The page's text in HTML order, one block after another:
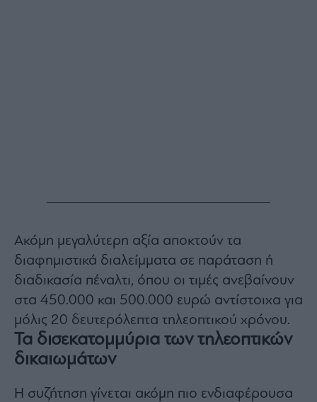
Ακόμη μεγαλύτερη αξία αποκτούν τα
διαφημιστικά διαλείμματα σε παράταση ή
διαδικασία πέναλτι, όπου οι τιμές ανεβαίνουν
στα 450.000 και 500.000 ευρώ αντίστοιχα για
μόλις 20 δευτερόλεπτα τηλεοπτικού χρόνου.
Τα δισεκατομμύρια των τηλεοπτικών
δικαιωμάτων
Η συζήτηση γίνεται ακόμη πιο ενδιαφέρουσα